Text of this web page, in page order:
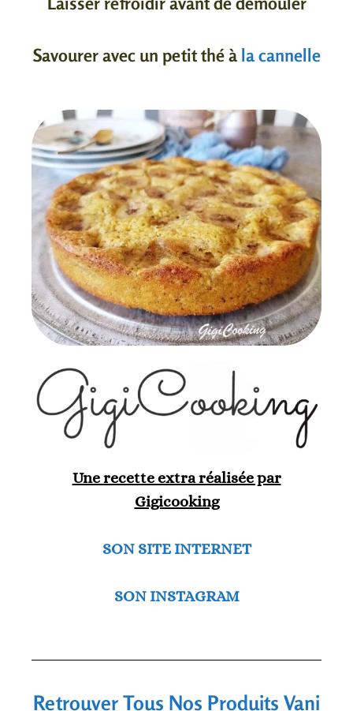
Savourer avec un petit thé à la cannelle
Une recette extra réalisée par
Gigicooking
SON SITE INTERNET
SON INSTAGRAM
Retrouver Tous Nos Produits Vani